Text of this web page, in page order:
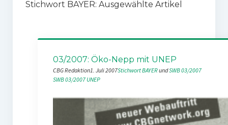
Stichwort BAYER: Ausgewählte Artikel
03/2007: Öko-Nepp mit UNEP
CBG Redaktion1. Juli 2007Stichwort BAYER und SWB 03/2007
SWB 03/2007 UNEP